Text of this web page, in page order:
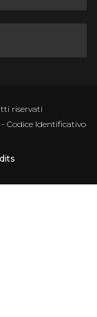
riservati
- Codice Identificativo